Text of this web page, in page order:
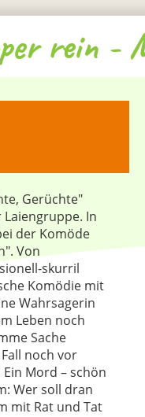
rein -
Gerüchte"
In
der Komöde
Von
skurril
Komödie mit
Wahrsagerin
Leben noch
Sache
noch vor
Mord – schön
Wer soll dran
mit Rat und Tat